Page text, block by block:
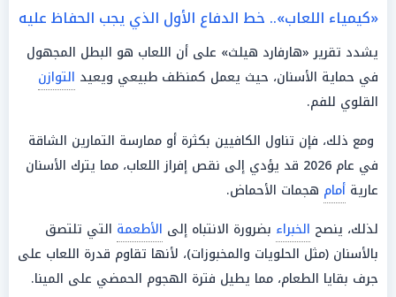
«كيمياء اللعاب».. خط الدفاع الأول الذي يجب الحفاظ عليه
يشدد تقرير «هارفارد هيلث» على أن اللعاب هو البطل المجهول
في حماية الأسنان، حيث يعمل كمنظف طبيعي ويعيد التوازن
القلوي للفم.
ومع ذلك، فإن تناول الكافيين بكثرة أو ممارسة التمارين الشاقة
في عام 2026 قد يؤدي إلى نقص إفراز اللعاب، مما يترك الأسنان
عارية أمام هجمات الأحماض.
لذلك، ينصح الخبراء بضرورة الانتباه إلى الأطعمة التي تلتصق
بالأسنان (مثل الحلويات والمخبوزات)، لأنها تقاوم قدرة اللعاب على
جرف بقايا الطعام، مما يطيل فترة الهجوم الحمضي على المينا.